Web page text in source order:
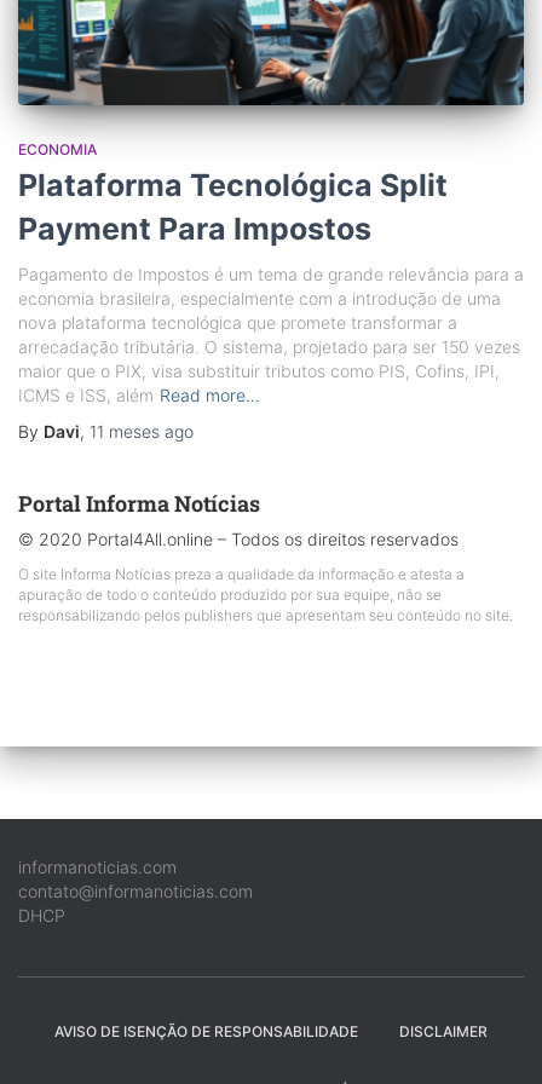
ECONOMIA
Plataforma Tecnológica Split
Payment Para Impostos
Pagamento de Impostos é um tema de grande relevância para a
economia brasileira, especialmente com a introdução de uma
nova plataforma tecnológica que promete transformar a
arrecadação tributária. O sistema, projetado para ser 150 vezes
maior que o PIX, visa substituir tributos como PIS, Cofins, IPI,
ICMS e ISS, além Read more…
By Davi, 11 meses ago
Portal Informa Notícias
© 2020 Portal4All.online – Todos os direitos reservados
O site Informa Notícias preza a qualidade da informação e atesta a
apuração de todo o conteúdo produzido por sua equipe, não se
responsabilizando pelos publishers que apresentam seu conteúdo no site.
informanoticias.com
contato@informanoticias.com
DHCP
AVISO DE ISENÇÃO DE RESPONSABILIDADE DISCLAIMER